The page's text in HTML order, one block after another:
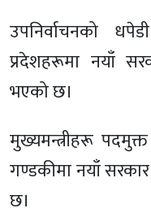
उपनिर्वाचनको
प्रदेशहरूमा नयाँ
भएको छ।
मुख्यमन्त्रीहरू
गण्डकीमा नयाँ
छ।